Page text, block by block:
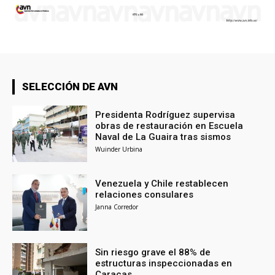
SELECCIÓN DE AVN
Presidenta Rodríguez supervisa
obras de restauración en Escuela
Naval de La Guaira tras sismos
Wuinder Urbina
Venezuela y Chile restablecen
relaciones consulares
Janna Corredor
Sin riesgo grave el 88% de
estructuras inspeccionadas en